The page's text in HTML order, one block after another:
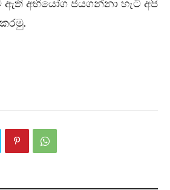
ඇති අභියෝග ජයගන්නා හැටි අපි